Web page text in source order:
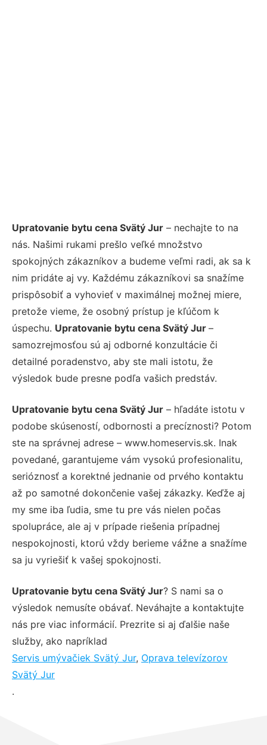
Upratovanie bytu cena Svätý Jur – nechajte to na
nás. Našimi rukami prešlo veľké množstvo
spokojných zákazníkov a budeme veľmi radi, ak sa k
nim pridáte aj vy. Každému zákazníkovi sa snažíme
prispôsobiť a vyhovieť v maximálnej možnej miere,
pretože vieme, že osobný prístup je kľúčom k
úspechu. Upratovanie bytu cena Svätý Jur –
samozrejmosťou sú aj odborné konzultácie či
detailné poradenstvo, aby ste mali istotu, že
výsledok bude presne podľa vašich predstáv.
Upratovanie bytu cena Svätý Jur – hľadáte istotu v
podobe skúseností, odbornosti a precíznosti? Potom
ste na správnej adrese – www.homeservis.sk. Inak
povedané, garantujeme vám vysokú profesionalitu,
serióznosť a korektné jednanie od prvého kontaktu
až po samotné dokončenie vašej zákazky. Keďže aj
my sme iba ľudia, sme tu pre vás nielen počas
spolupráce, ale aj v prípade riešenia prípadnej
nespokojnosti, ktorú vždy berieme vážne a snažíme
sa ju vyriešiť k vašej spokojnosti.
Upratovanie bytu cena Svätý Jur? S nami sa o
výsledok nemusíte obávať. Neváhajte a kontaktujte
nás pre viac informácií. Prezrite si aj ďalšie naše
služby, ako napríklad
Servis umývačiek Svätý Jur, Oprava televízorov
Svätý Jur
.